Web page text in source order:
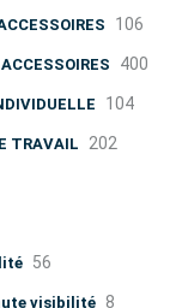
106
400
104
TRAVAIL 202
56
visibilité 8